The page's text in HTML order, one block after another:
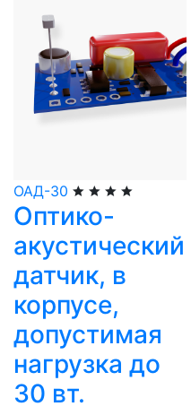
ОАД-30
Оптико-
акустический
датчик, в
корпусе,
допустимая
нагрузка до
30 вт.